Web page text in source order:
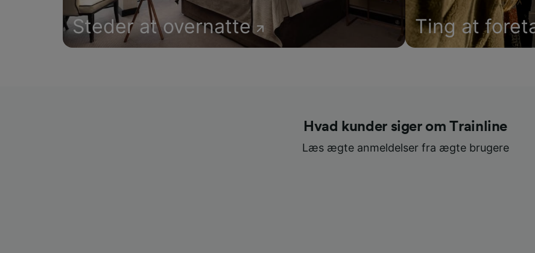
Steder at overnatte Ting at
Hvad kunder siger om Trainline
Læs ægte anmeldelser fra ægte brugere